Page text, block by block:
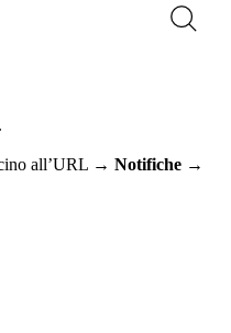
all’URL → Notifiche →